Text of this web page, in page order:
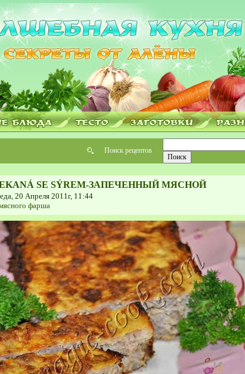
Поиск рецептов
SE SÝREM-ЗАПЕЧЕННЫЙ МЯСНОЙ
20 Апреля 2011г, 11:44
фарша